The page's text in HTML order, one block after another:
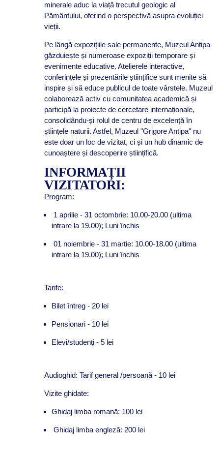
minerale aduc la viață trecutul geologic al
Pământului, oferind o perspectivă asupra evoluției
vieții.
Pe lângă expozițiile sale permanente, Muzeul Antipa
găzduiește și numeroase expoziții temporare și
evenimente educative. Atelierele interactive,
conferințele și prezentările științifice sunt menite să
inspire și să educe publicul de toate vârstele. Muzeul
colaborează activ cu comunitatea academică și
participă la proiecte de cercetare internaționale,
consolidându-și rolul de centru de excelență în
științele naturii. Astfel, Muzeul "Grigore Antipa" nu
este doar un loc de vizitat, ci și un hub dinamic de
cunoaștere și descoperire științifică.
INFORMAȚII
VIZITATORI:
Program:
1 aprilie - 31 octombrie: 10.00-20.00 (ultima
intrare la 19.00); Luni închis
01 noiembrie - 31 martie: 10.00-18.00 (ultima
intrare la 19.00); Luni închis
Tarife:
Bilet întreg - 20 lei
Pensionari - 10 lei
Elevi/studenți - 5 lei
Audioghid: Tarif general /persoană - 10 lei
Vizite ghidate:
Ghidaj limba romană: 100 lei
Ghidaj limba engleză: 200 lei